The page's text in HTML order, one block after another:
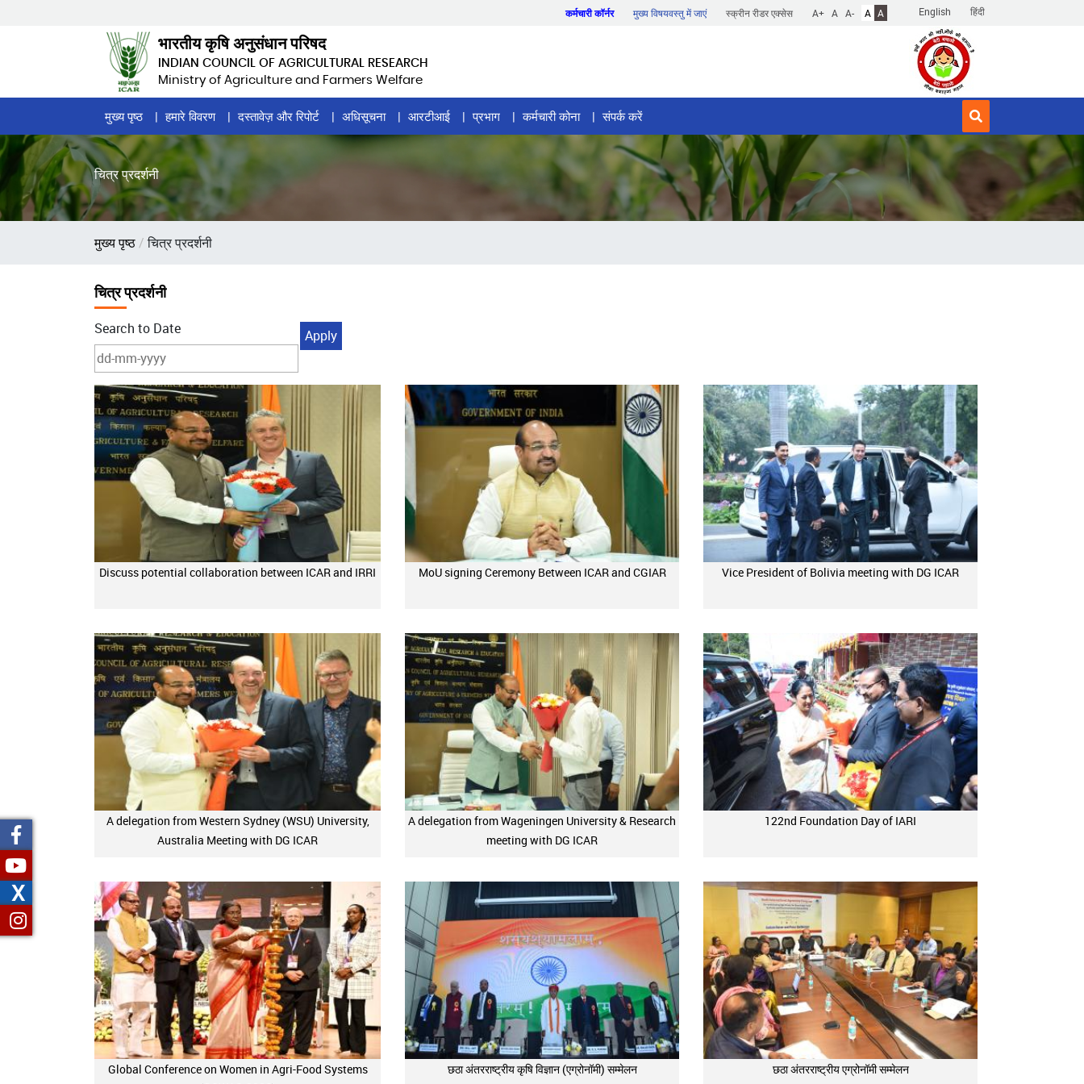
English हिंदी
कर्मचारी कॉर्नर मुख्य विषयवस्तु में जाएं स्क्रीन रीडर एक्सेस A+ A A- A A
भारतीय कृषि अनुसंधान परिषद
INDIAN COUNCIL OF AGRICULTURAL RESEARCH
Ministry of Agriculture and Farmers Welfare
Home
Page
Menu
मुख्य पृष्ठ हमारे विवरण दस्तावेज़ और रिपोर्ट अधिसूचना आरटीआई प्रभाग कर्मचारी कोना संपर्क करें
चित्र प्रदर्शनी
पग
मुख्य पृष्ठ चित्र प्रदर्शनी
चित्र प्रदर्शनी
Search to Date
Discuss potential collaboration between ICAR and IRRI MoU signing Ceremony Between ICAR and CGIAR Vice President of Bolivia meeting with DG ICAR
A delegation from Western Sydney (WSU) University,
Australia Meeting with DG ICAR
A delegation from Wageningen University & Research
meeting with DG ICAR
122nd Foundation Day of IARI
Global Conference on Women in Agri-Food Systems
छठा अंतरराष्ट्रीय कृषि विज्ञान (एग्रोनॉमी) सम्मेलन छठा अंतरराष्ट्रीय एग्रोनॉमी सम्मेलन
X